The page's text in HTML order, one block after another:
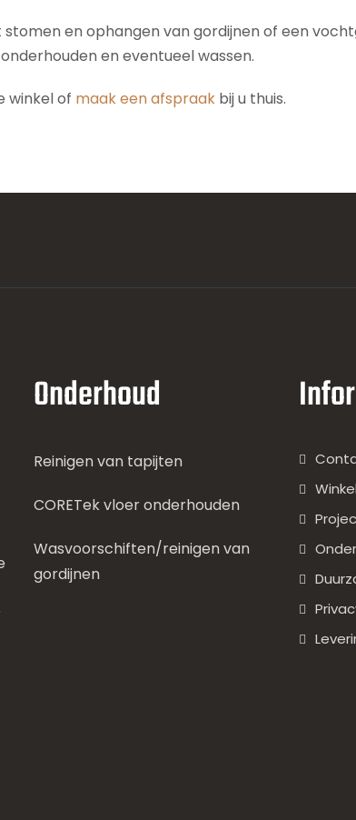
en ophangen van gordijnen of een
en eventueel wassen.
winkel of maak een afspraak bij u thuis.
Onderhoud
Reinigen van tapijten
CORETek vloer onderhouden
Wasvoorschiften/reinigen van
gordijnen
Winkel